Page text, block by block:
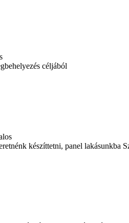
céljából
készíttetni, panel lakásunkba